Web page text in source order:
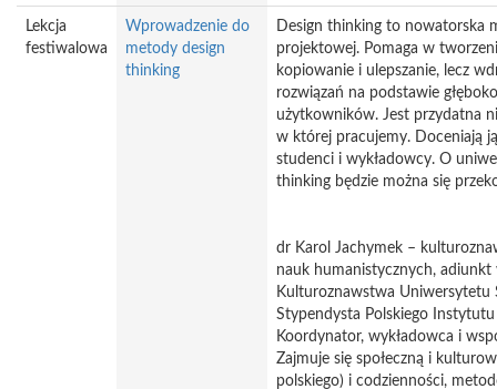
Lekcja
festiwalowa
Wprowadzenie do
metody design
thinking
Design thinking to nowatorska
projektowej. Pomaga w
kopiowanie i ulepszanie, lecz
rozwiązań na podstawie
użytkowników. Jest przydatna
w której pracujemy. Doceniają
studenci i wykładowcy. O
thinking będzie można się
dr Karol Jachymek –
nauk humanistycznych, adiunkt
Kulturoznawstwa Uniwersytetu
Stypendysta Polskiego
Koordynator, wykładowca i
Zajmuje się społeczną i
polskiego) i codzienności,